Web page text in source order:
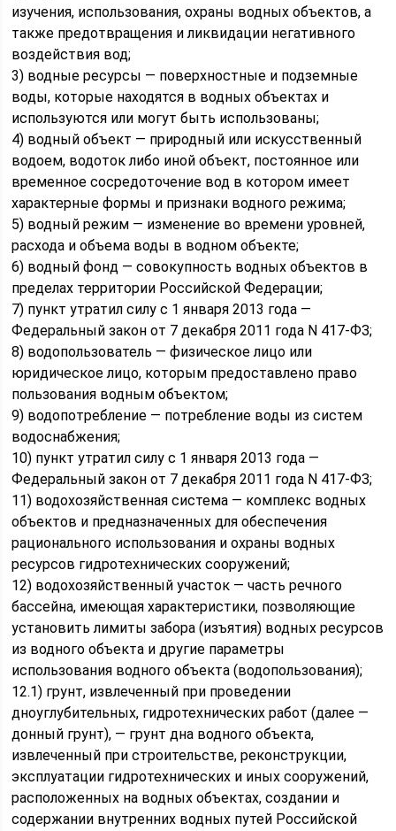
изучения, использования, охраны водных объектов, а
также предотвращения и ликвидации негативного
воздействия вод;
3) водные ресурсы — поверхностные и подземные
воды, которые находятся в водных объектах и
используются или могут быть использованы;
4) водный объект — природный или искусственный
водоем, водоток либо иной объект, постоянное или
временное сосредоточение вод в котором имеет
характерные формы и признаки водного режима;
5) водный режим — изменение во времени уровней,
расхода и объема воды в водном объекте;
6) водный фонд — совокупность водных объектов в
пределах территории Российской Федерации;
7) пункт утратил силу с 1 января 2013 года —
Федеральный закон от 7 декабря 2011 года N 417-ФЗ;
8) водопользователь — физическое лицо или
юридическое лицо, которым предоставлено право
пользования водным объектом;
9) водопотребление — потребление воды из систем
водоснабжения;
10) пункт утратил силу с 1 января 2013 года —
Федеральный закон от 7 декабря 2011 года N 417-ФЗ;
11) водохозяйственная система — комплекс водных
объектов и предназначенных для обеспечения
рационального использования и охраны водных
ресурсов гидротехнических сооружений;
12) водохозяйственный участок — часть речного
бассейна, имеющая характеристики, позволяющие
установить лимиты забора (изъятия) водных ресурсов
из водного объекта и другие параметры
использования водного объекта (водопользования);
12.1) грунт, извлеченный при проведении
дноуглубительных, гидротехнических работ (далее —
донный грунт), — грунт дна водного объекта,
извлеченный при строительстве, реконструкции,
эксплуатации гидротехнических и иных сооружений,
расположенных на водных объектах, создании и
содержании внутренних водных путей Российской